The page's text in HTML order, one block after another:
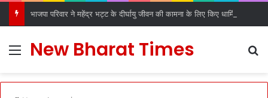
Menu
New Bharat Times